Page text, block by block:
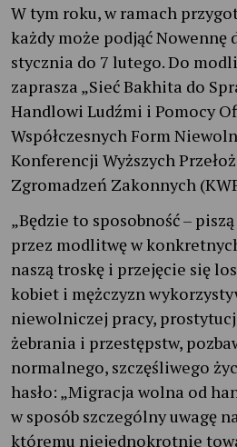
W tym roku, w ramach
każdy może podjąć Nowennę
stycznia do 7 lutego. Do
zaprasza „Sieć Bakhita do
Handlowi Ludźmi i Pomocy
Współczesnych Form
Konferencji Wyższych
Zgromadzeń Zakonnych
„Będzie to sposobność –
przez modlitwę w
naszą troskę i przejęcie się
kobiet i mężczyzn
niewolniczej pracy,
żebrania i przestępstw,
normalnego, szczęśliwego
hasło: „Migracja wolna od
w sposób szczególny uwagę
któremu niejednokrotnie